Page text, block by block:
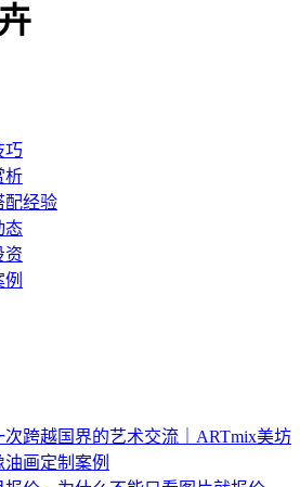
巧
析
配经验
态
资
跨越国界的艺术交流｜ARTmix美坊
画定制案例